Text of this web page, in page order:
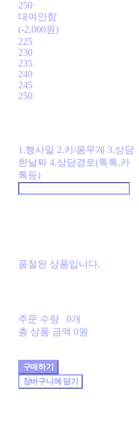
250
대여안함
(-2,000원)
225
230
235
240
245
250
1.행사일 2.키/몸무게 3.상담
한날짜 4.상담경로(톡톡,카
톡등)
품절된 상품입니다.
주문 수량
0개
총 상품 금액 0원
구매하기
장바구니에 담기